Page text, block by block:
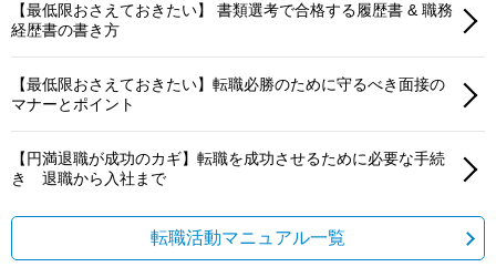
【最低限おさえておきたい】 書類選考で合格する履歴書 & 職務
経歴書の書き方
【最低限おさえておきたい】転職必勝のために守るべき面接の
マナーとポイント
【円満退職が成功のカギ】転職を成功させるために必要な手続
き 退職から入社まで
転職活動マニュアル一覧